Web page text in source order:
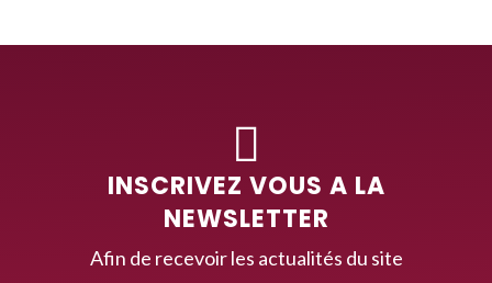
INSCRIVEZ VOUS A LA
NEWSLETTER
Afin de recevoir les actualités du site